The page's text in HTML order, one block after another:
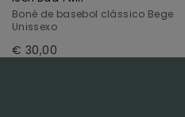
Boné de basebol clássico Bege
Unissexo
€ 30,00